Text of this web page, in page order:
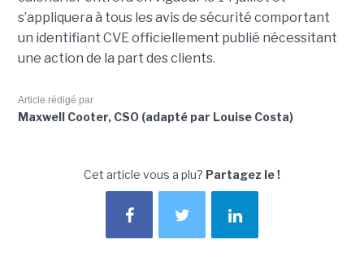
s’appliquera à tous les avis de sécurité comportant
un identifiant CVE officiellement publié nécessitant
une action de la part des clients.
Article rédigé par
Maxwell Cooter, CSO (adapté par Louise Costa)
Cet article vous a plu? Partagez le !